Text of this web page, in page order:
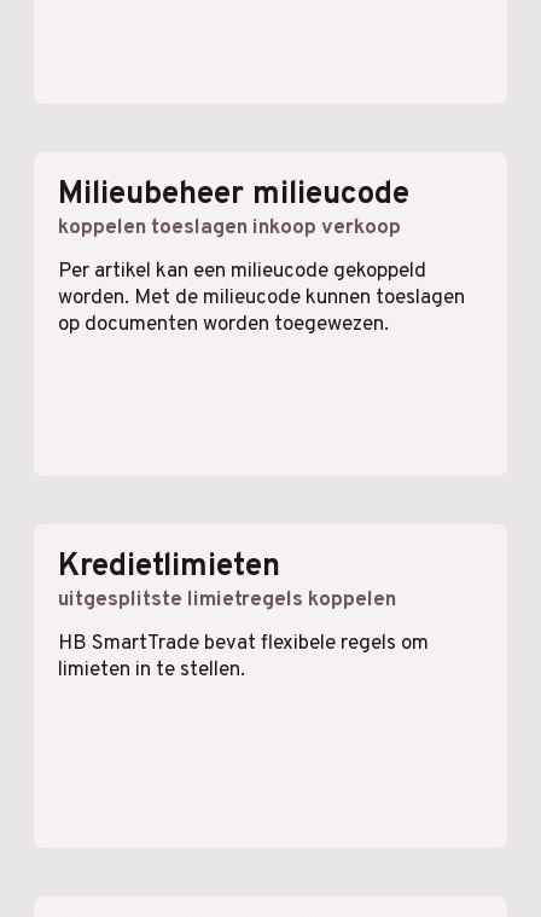
Milieubeheer milieucode
koppelen toeslagen inkoop verkoop
Per artikel kan een milieucode gekoppeld
worden. Met de milieucode kunnen toeslagen
op documenten worden toegewezen.
Kredietlimieten
uitgesplitste limietregels koppelen
HB SmartTrade bevat flexibele regels om
limieten in te stellen.